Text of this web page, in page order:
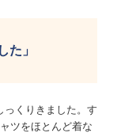
た」
っくりきました。す
ツをほとんど着な